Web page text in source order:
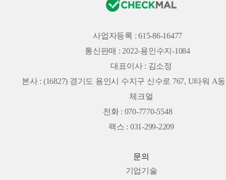
사업자등록 : 615-86-16477
통신판매 : 2022-용인수지-1084
대표이사 : 김소정
본사 : (16827) 경기도 용인시 수지구 신수로 767, U타워 A
체크멀
전화 : 070-7770-5548
팩스 : 031-299-2209
문의
기업기술